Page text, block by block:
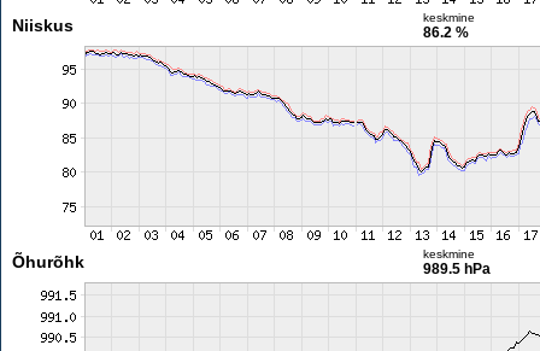
Niiskus keskmine
86.2 %
Õhurõhk keskmine
989.5 hPa